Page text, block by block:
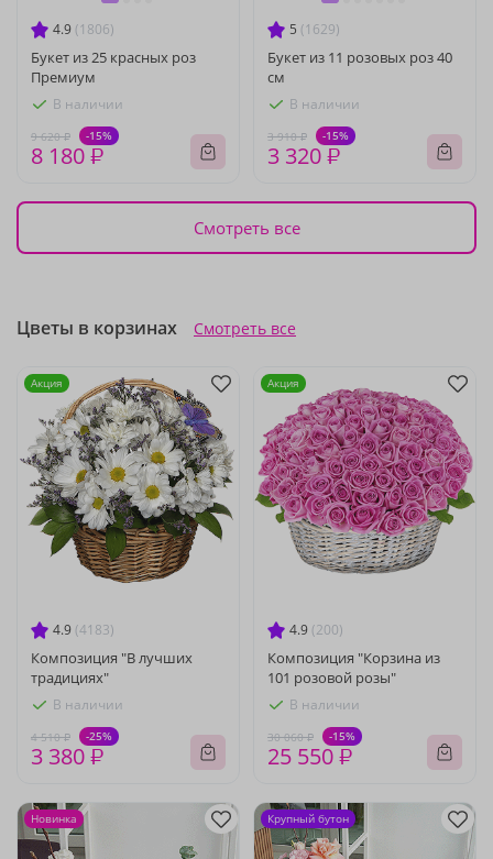
4.9 (1806)
Букет из 25 красных роз
Премиум
В наличии
9 620 ₽ -15%
8 180 ₽
5 (1629)
Букет из 11 розовых роз 40
см
В наличии
3 910 ₽ -15%
3 320 ₽
Смотреть все
Цветы в корзинах Смотреть все
4.9 (4183)
Композиция "В лучших
традициях"
В наличии
4 510 ₽ -25%
3 380 ₽
Акция
4.9 (200)
Композиция "Корзина из
101 розовой розы"
В наличии
30 060 ₽ -15%
25 550 ₽
Акция
Новинка Крупный бутон